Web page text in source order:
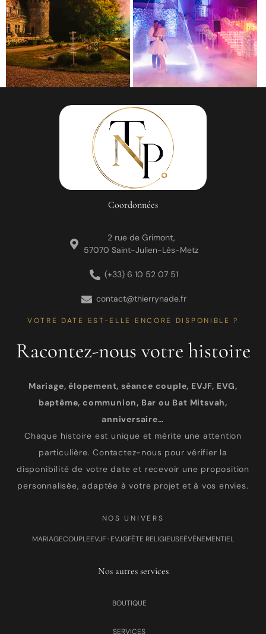
Coordonnées
2 rue de Grimont,
57070 Saint-Julien-Lès-Metz
(+33) 6 10 52 07 51
contact@thierrynade.fr
VOTRE DATE EST-ELLE ENCORE DISPONIBLE ?
Racontez-nous votre histoire
Mariage, élopement, séance couple, EVJF, EVG,
baptême, communion, Bar ou Bat Mitsvah,
anniversaire…
Chaque histoire est unique et mérite une attention
particulière. Contactez-nous pour vérifier la
disponibilité de votre date et recevoir une proposition
personnalisée, adaptée à votre projet et à vos envies.
NOS UNIVERS
MARIAGECOUPLEEVJF · EVJGFÊTE RELIGIEUSEÉVÉNEMENTIEL
Nos autres services
BOUTIQUE
SERVICES